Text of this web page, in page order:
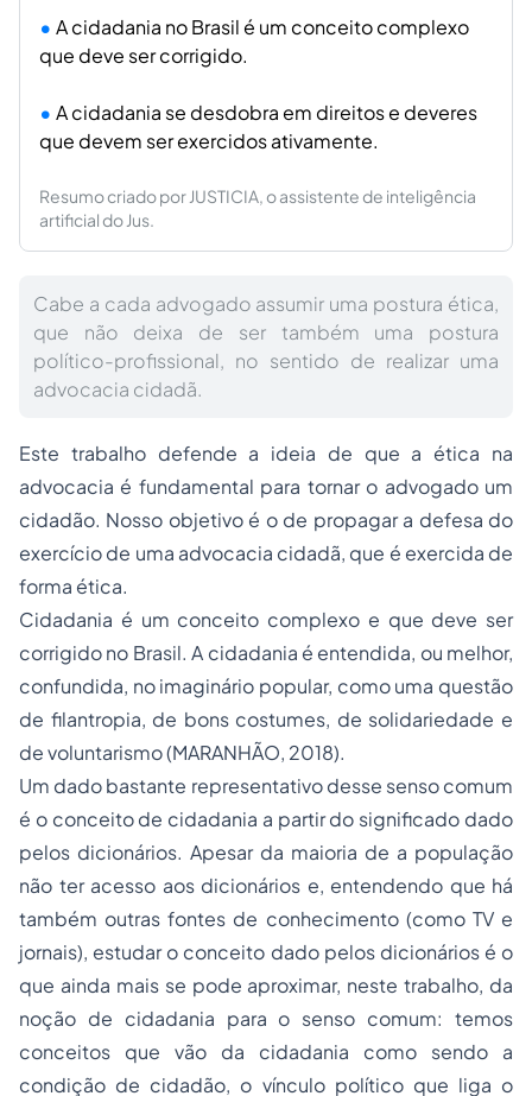
A cidadania no Brasil é um conceito complexo
que deve ser corrigido.
A cidadania se desdobra em direitos e deveres
que devem ser exercidos ativamente.
Resumo criado por JUSTICIA, o assistente de inteligência
artificial do Jus.
Cabe a cada advogado assumir uma postura ética,
que não deixa de ser também uma postura
político-profissional, no sentido de realizar uma
advocacia cidadã.
Este trabalho defende a ideia de que a ética na
advocacia é fundamental para tornar o advogado um
cidadão. Nosso objetivo é o de propagar a defesa do
exercício de uma advocacia cidadã, que é exercida de
forma ética.
Cidadania é um conceito complexo e que deve ser
corrigido no Brasil. A cidadania é entendida, ou melhor,
confundida, no imaginário popular, como uma questão
de filantropia, de bons costumes, de solidariedade e
de voluntarismo (MARANHÃO, 2018).
Um dado bastante representativo desse senso comum
é o conceito de cidadania a partir do significado dado
pelos dicionários. Apesar da maioria de a população
não ter acesso aos dicionários e, entendendo que há
também outras fontes de conhecimento (como TV e
jornais), estudar o conceito dado pelos dicionários é o
que ainda mais se pode aproximar, neste trabalho, da
noção de cidadania para o senso comum: temos
conceitos que vão da cidadania como sendo a
condição de cidadão, o vínculo político que liga o